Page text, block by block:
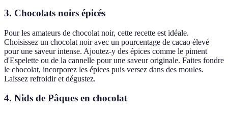
3. Chocolats noirs épicés
Pour les amateurs de chocolat noir, cette recette est idéale.
Choisissez un chocolat noir avec un pourcentage de cacao élevé
pour une saveur intense. Ajoutez-y des épices comme le piment
d'Espelette ou de la cannelle pour une saveur originale. Faites fondre
le chocolat, incorporez les épices puis versez dans des moules.
Laissez refroidir et dégustez.
4. Nids de Pâques en chocolat